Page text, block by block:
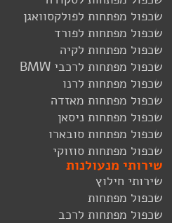
שכפול מפתחות לפולקסוואגן
שכפול מפתחות לפורד
שכפול מפתחות לקיה
שכפול מפתחות לרכבי BMW
שכפול מפתחות לרנו
שכפול מפתחות מאזדה
שכפול מפתחות ניסאן
שכפול מפתחות סובארו
שכפול מפתחות סוזוקי
שירותי מנעולנות
שירותי חילוץ
שכפול מפתחות
שכפול מפתחות לרכב